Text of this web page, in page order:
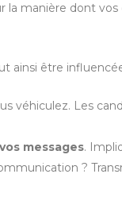
la manière dont
ainsi être
véhiculez. Les
messages.
?